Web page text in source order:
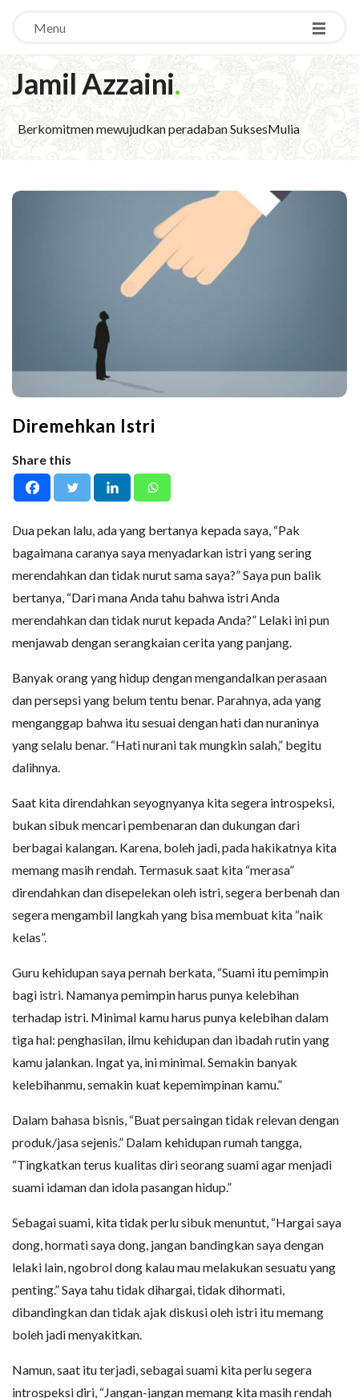
Menu
Jamil Azzaini.
Berkomitmen mewujudkan peradaban SuksesMulia
Diremehkan Istri
Share this
Dua pekan lalu, ada yang bertanya kepada saya, “Pak
bagaimana caranya saya menyadarkan istri yang sering
merendahkan dan tidak nurut sama saya?” Saya pun balik
bertanya, “Dari mana Anda tahu bahwa istri Anda
merendahkan dan tidak nurut kepada Anda?” Lelaki ini pun
menjawab dengan serangkaian cerita yang panjang.
Banyak orang yang hidup dengan mengandalkan perasaan
dan persepsi yang belum tentu benar. Parahnya, ada yang
menganggap bahwa itu sesuai dengan hati dan nuraninya
yang selalu benar. “Hati nurani tak mungkin salah,” begitu
dalihnya.
Saat kita direndahkan seyognyanya kita segera introspeksi,
bukan sibuk mencari pembenaran dan dukungan dari
berbagai kalangan. Karena, boleh jadi, pada hakikatnya kita
memang masih rendah. Termasuk saat kita “merasa”
direndahkan dan disepelekan oleh istri, segera berbenah dan
segera mengambil langkah yang bisa membuat kita “naik
kelas”.
Guru kehidupan saya pernah berkata, “Suami itu pemimpin
bagi istri. Namanya pemimpin harus punya kelebihan
terhadap istri. Minimal kamu harus punya kelebihan dalam
tiga hal: penghasilan, ilmu kehidupan dan ibadah rutin yang
kamu jalankan. Ingat ya, ini minimal. Semakin banyak
kelebihanmu, semakin kuat kepemimpinan kamu.”
Dalam bahasa bisnis, “Buat persaingan tidak relevan dengan
produk/jasa sejenis.” Dalam kehidupan rumah tangga,
“Tingkatkan terus kualitas diri seorang suami agar menjadi
suami idaman dan idola pasangan hidup.”
Sebagai suami, kita tidak perlu sibuk menuntut, “Hargai saya
dong, hormati saya dong, jangan bandingkan saya dengan
lelaki lain, ngobrol dong kalau mau melakukan sesuatu yang
penting.” Saya tahu tidak dihargai, tidak dihormati,
dibandingkan dan tidak ajak diskusi oleh istri itu memang
boleh jadi menyakitkan.
Namun, saat itu terjadi, sebagai suami kita perlu segera
introspeksi diri, “Jangan-jangan memang kita masih rendah